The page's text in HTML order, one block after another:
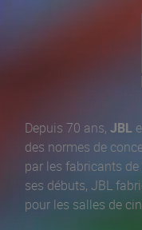
Depuis 70 ans, JBL
des normes de
par les fabricants de
ses débuts, JBL
pour les salles de